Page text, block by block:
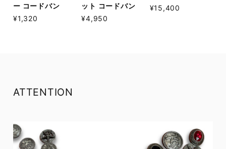
ー コードバン
¥1,320
ット コードバン
¥4,950
¥15,400
ATTENTION